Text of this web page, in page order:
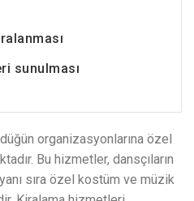
sunulması
organizasyonlarına özel
Bu hizmetler, dansçıların
sıra özel kostüm ve müzik